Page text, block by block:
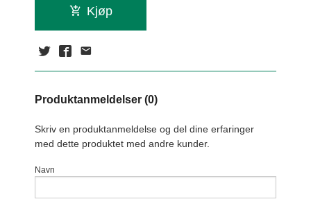
Kjøp
Produktanmeldelser (0)
Skriv en produktanmeldelse og del dine erfaringer
med dette produktet med andre kunder.
Navn